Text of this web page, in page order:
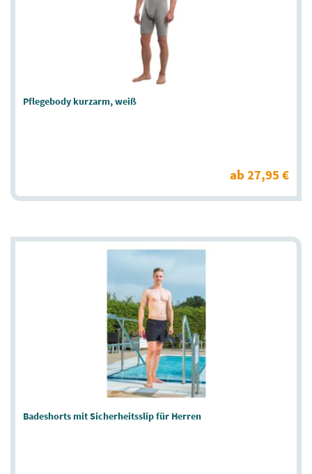
Pflegebody kurzarm, weiß
ab 27,95 €
Badeshorts mit Sicherheitsslip für Herren